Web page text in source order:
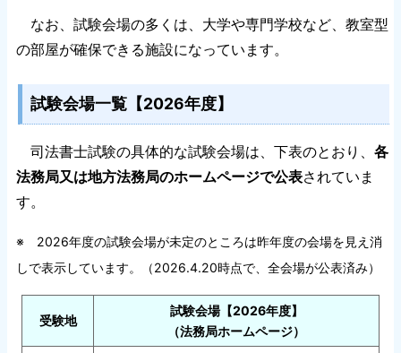
なお、試験会場の多くは、大学や専門学校など、教室型
の部屋が確保できる施設になっています。
試験会場一覧【2026年度】
司法書士試験の具体的な試験会場は、下表のとおり、 各
法務局又は地方法務局のホームページで公表されていま
す。
※ 2026年度の試験会場が未定のところは昨年度の会場を見え消
しで表示しています。（2026.4.20時点で、全会場が公表済み）
受験地
試験会場【2026年度】
（法務局ホームページ）